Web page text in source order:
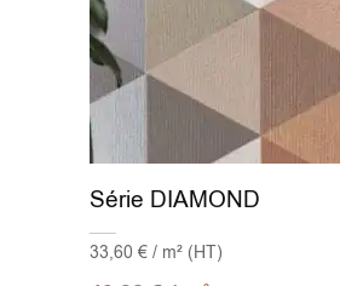
Série DIAMOND
33,60 € / m² (HT)